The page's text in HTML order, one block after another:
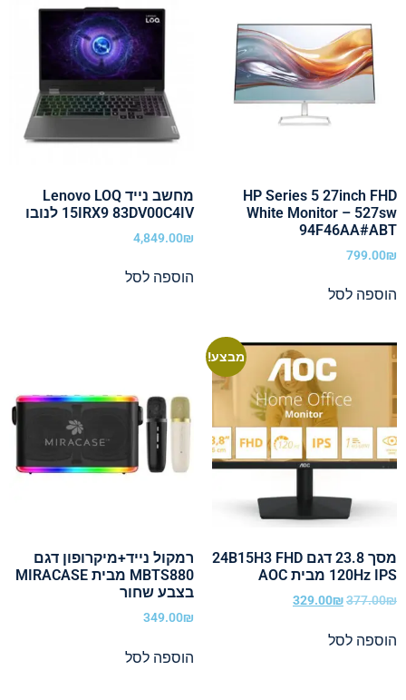
HP Series 5 27inch FHD
White Monitor – 527sw
94F46AA#ABT
799.00₪
הוספה לסל
מחשב נייד Lenovo LOQ
15IRX9 83DV00C4IV לנובו
4,849.00₪
הוספה לסל
מבצע!
מסך 23.8 דגם 24B15H3 FHD
120Hz IPS מבית AOC
377.00₪
329.00₪
הוספה לסל
רמקול נייד+מיקרופון דגם
MBTS880 מבית MIRACASE
בצבע שחור
349.00₪
הוספה לסל